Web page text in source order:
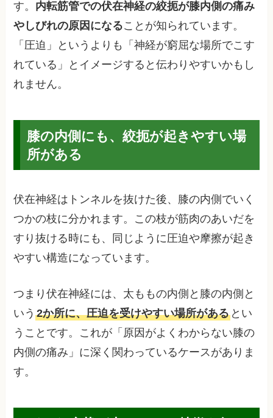
す。 内転筋管での伏在神経の絞扼が膝内側の痛み
やしびれの原因になることが知られています。
「圧迫」というよりも「神経が窮屈な場所でこす
れている」とイメージすると伝わりやすいかもし
れません。
膝の内側にも、絞扼が起きやすい場
所がある
伏在神経はトンネルを抜けた後、膝の内側でいく
つかの枝に分かれます。この枝が筋肉のあいだを
すり抜ける時にも、同じように圧迫や摩擦が起き
やすい構造になっています。
つまり伏在神経には、太ももの内側と膝の内側と
いう2か所に、圧迫を受けやすい場所がある とい
うことです。これが「原因がよくわからない膝の
内側の痛み」に深く関わっているケースがありま
す。